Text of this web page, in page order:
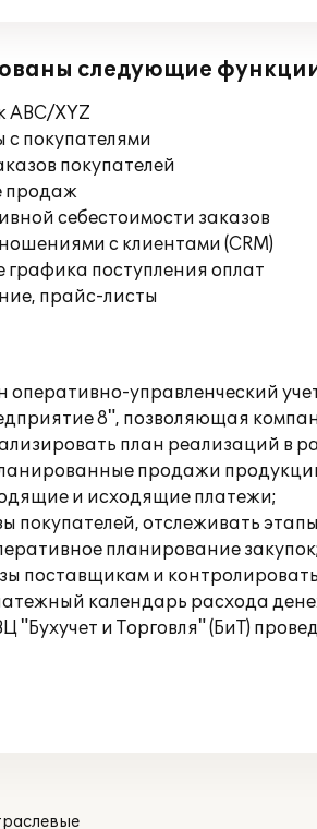
следующие
ABC/XYZ
с покупателями
покупателей
продаж
себестоимости заказов
с клиентами (CRM)
поступления оплат
прайс-листы
оперативно-управленческий
8", позволяющая
план реализаций в
продажи
и исходящие платежи;
покупателей, отслеживать
планирование
поставщикам и
календарь расхода
"Бухучет и Торговля" (БиТ)